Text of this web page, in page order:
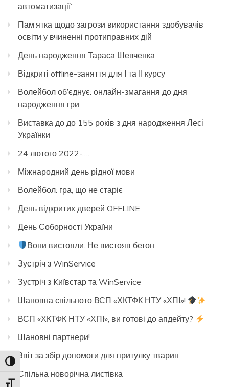
Toggle High Contrast
автоматизації”
Пам’ятка щодо загрози використання здобувачів
освіти у вчиненні протиправних дій
День народження Тараса Шевченка
Відкриті offline-заняття для І та ІІ курсу
Волейбол об’єднує: онлайн-змагання до дня
народження гри
Виставка до до 155 років з дня народження Лесі
Українки
24 лютого 2022-….
Міжнародний день рідної мови
Волейбол: гра, що не старіє
День відкритих дверей OFFLINE
День Соборності України
Вони вистояли. Не вистояв бетон
Зустріч з WinService
Зустріч з Kиївстар та WinService
Шановна спільното ВСП «ХКТФК НТУ «ХПІ»!
ВСП «ХКТФК НТУ «ХПІ», ви готові до апдейту?
Шановні партнери!
Звіт за збір допомоги для притулку тварин
Спільна новорічна листівка